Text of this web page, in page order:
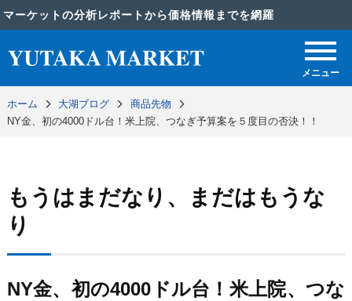
マーケットの分析レポートから価格情報までを網羅
メニュー
ホーム 大湖ブログ
商品先物
NY金、初の4000ドル台！米上院、つなぎ予算案を５度目の否決！！
もうはまだなり、まだはもうな
り
NY金、初の4000ドル台！米上院、つな